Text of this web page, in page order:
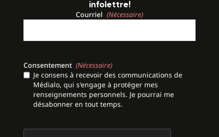
infolettre!
Courriel (Nécessaire)
Consentement (Nécessaire)
Je consens à recevoir des communications de
Médialo, qui s'engage à protéger mes
renseignements personnels. Je pourrai me
désabonner en tout temps.